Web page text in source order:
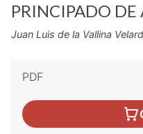
PRINCIPADO DE
Juan Luis de la Vallina
PDF